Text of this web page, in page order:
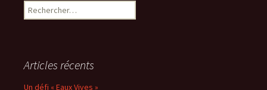
Rechercher :
Articles récents
Un défi « Eaux Vives »